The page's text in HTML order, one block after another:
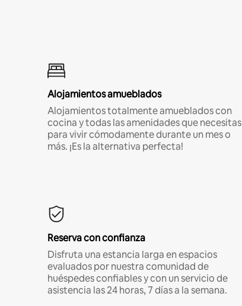
Alojamientos amueblados
Alojamientos totalmente amueblados con
cocina y todas las amenidades que necesitas
para vivir cómodamente durante un mes o
más. ¡Es la alternativa perfecta!
Reserva con confianza
Disfruta una estancia larga en espacios
evaluados por nuestra comunidad de
huéspedes confiables y con un servicio de
asistencia las 24 horas, 7 días a la semana.